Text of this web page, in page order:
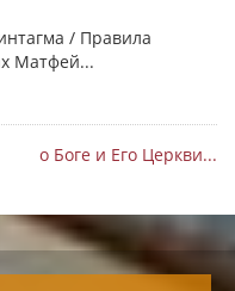
/ Правила
Матфей...
о Боге и Его Церкви...